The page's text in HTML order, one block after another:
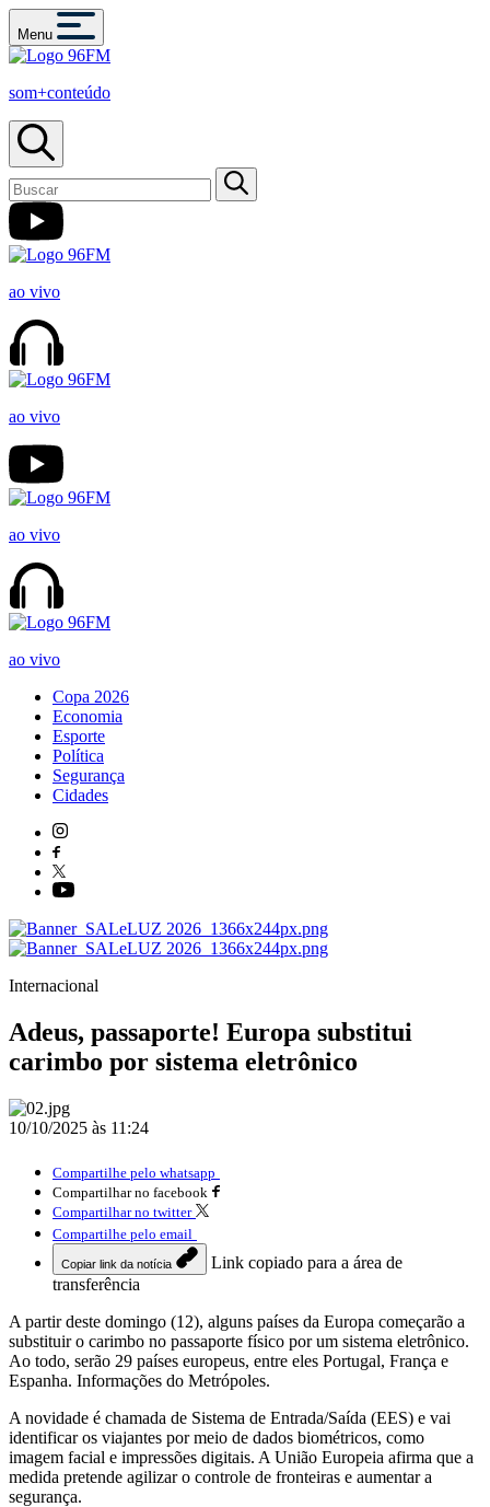
Menu
som+conteúdo
ao vivo
ao vivo
ao vivo
ao vivo
Copa 2026
Economia
Esporte
Política
Segurança
Cidades
Internacional
Adeus, passaporte! Europa substitui
carimbo por sistema eletrônico
10/10/2025 às 11:24
Compartilhe pelo whatsapp
Compartilhar no facebook
Compartilhar no twitter
Compartilhe pelo email
Copiar link da notícia
Link copiado para a área de
transferência
A partir deste domingo (12), alguns países da Europa começarão a
substituir o carimbo no passaporte físico por um sistema eletrônico.
Ao todo, serão 29 países europeus, entre eles Portugal, França e
Espanha. Informações do Metrópoles.
A novidade é chamada de Sistema de Entrada/Saída (EES) e vai
identificar os viajantes por meio de dados biométricos, como
imagem facial e impressões digitais. A União Europeia afirma que a
medida pretende agilizar o controle de fronteiras e aumentar a
segurança.